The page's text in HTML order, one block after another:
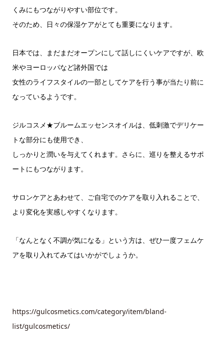
くみにもつながりやすい部位です。
そのため、日々の保湿ケアがとても重要になります。
日本では、まだまだオープンにして話しにくいケアですが、欧
米やヨーロッパなど諸外国では
女性のライフスタイルの一部としてケアを行う事が当たり前に
なっているようです。
ジルコスメ★ブルームエッセンスオイルは、低刺激でデリケー
トな部分にも使用でき、
しっかりと潤いを与えてくれます。さらに、巡りを整えるサポ
ートにもつながります。
サロンケアとあわせて、ご自宅でのケアを取り入れることで、
より変化を実感しやすくなります。
「なんとなく不調が気になる」という方は、ぜひ一度フェムケ
アを取り入れてみてはいかがでしょうか。
https://gulcosmetics.com/category/item/bland-
list/gulcosmetics/